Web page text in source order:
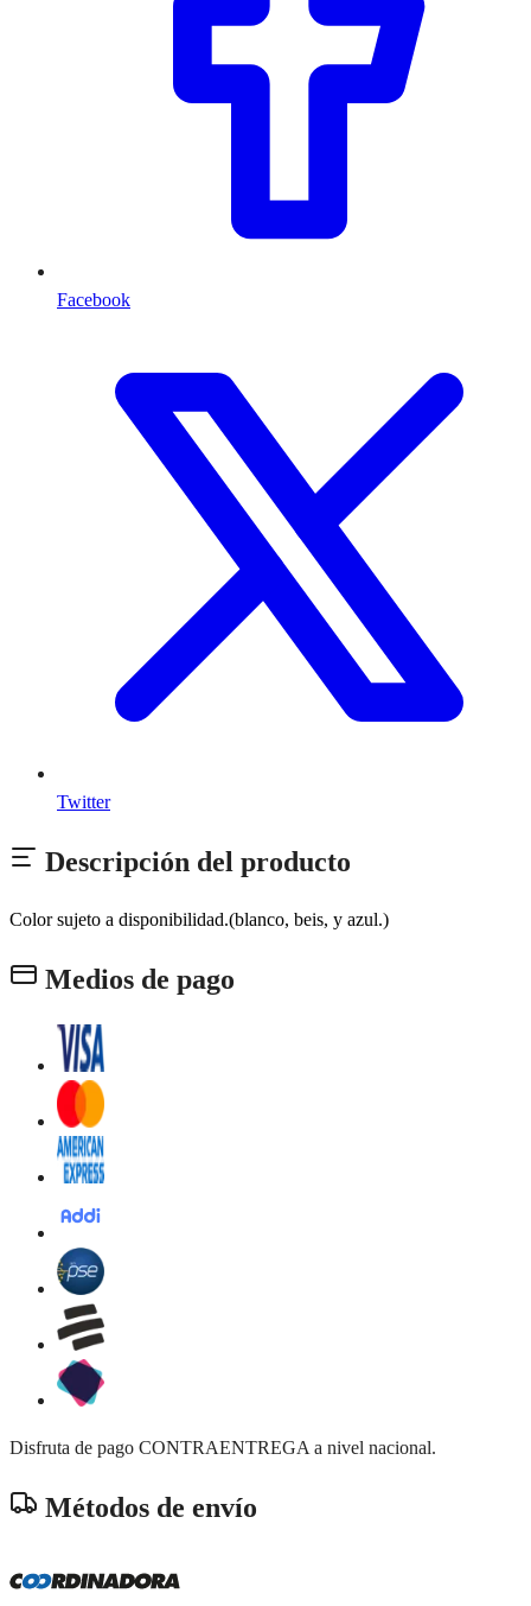
Facebook
Twitter
Descripción del producto
Color sujeto a disponibilidad.(blanco, beis, y azul.)
Medios de pago
Disfruta de pago CONTRAENTREGA a nivel nacional.
Métodos de envío